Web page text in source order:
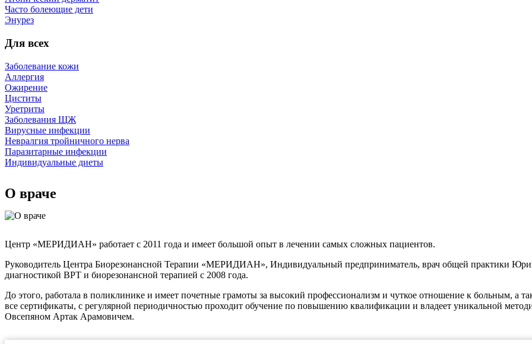
Часто болеющие дети
Энурез
Для всех
Заболевание кожи
Аллергия
Ожирение
Циститы
Уретриты
Заболевания ЩЖ
Вирусные инфекции
Невралгия тройничного нерва
Паразитарные инфекции
Индивидуальные диеты
О враче
Центр «МЕРИДИАН» работает с 2011 года и имеет большой опыт в лечении самых сложных пациентов.
Руководитель Центра Биорезонансной Терапии «МЕРИДИАН», Индивидуальный предприниматель, врач общей практики
диагностикой ВРТ и биорезонансной терапией с 2008 года.
До этого, работала в поликлинике и имеет почетные грамоты за высокий профессионализм и чуткое отношение к больным, а
все сертификаты, с регулярной периодичностью проходит обучение по повышению квалификации и владеет уникальной
Овсепяном Артак Арамовичем.